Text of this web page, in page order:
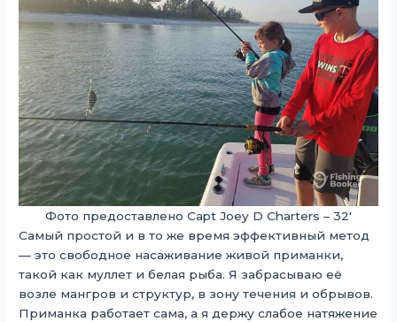
Фото предоставлено Capt Joey D Charters – 32′
Самый простой и в то же время эффективный метод
— это свободное насаживание живой приманки,
такой как муллет и белая рыба. Я забрасываю её
возле мангров и структур, в зону течения и обрывов.
Приманка работает сама, а я держу слабое натяжение